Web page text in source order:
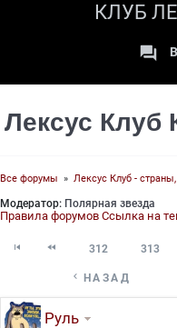
КЛУБ

Лексус Клуб
Все форумы » Лексус Клуб -
Модератор: Полярная звезда
Правила форумов Ссылка на
  312 313
 НАЗАД
Руль